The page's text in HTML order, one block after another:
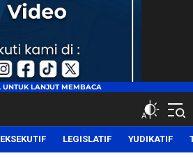
EKSEKUTIF LEGISLATIF YUDIKATIF